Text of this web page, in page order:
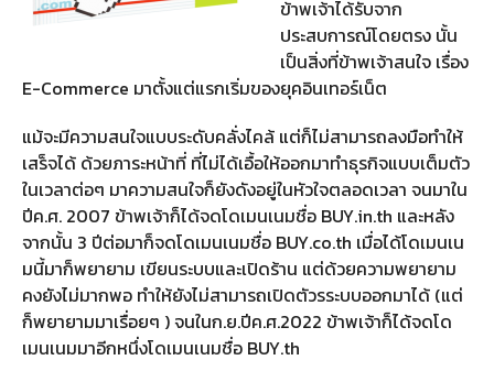
ข้าพเจ้าได้รับจาก
ประสบการณ์โดยตรง นั้น
เป็นสิ่งที่ข้าพเจ้าสนใจ เรื่อง
E-Commerce มาตั้งแต่แรกเริ่มของยุคอินเทอร์เน็ต
แม้จะมีความสนใจแบบระดับคลั่งไคล้ แต่ก็ไม่สามารถลงมือทำให้
เสร็จได้ ด้วยภาระหน้าที่ ที่ไม่ได้เอื้อให้ออกมาทำธุรกิจแบบเต็มตัว
ในเวลาต่อๆ มาความสนใจก็ยังดังอยู่ในหัวใจตลอดเวลา จนมาใน
ปีค.ศ. 2007 ข้าพเจ้าก็ได้จดโดเมนเนมชื่อ BUY.in.th และหลัง
จากนั้น 3 ปีต่อมาก็จดโดเมนเนมชื่อ BUY.co.th เมื่อได้โดเมนเน
มนี้มาก็พยายาม เขียนระบบและเปิดร้าน แต่ด้วยความพยายาม
คงยังไม่มากพอ ทำให้ยังไม่สามารถเปิดตัวรระบบออกมาได้ (แต่
ก็พยายามมาเรื่อยๆ ) จนในก.ย.ปีค.ศ.2022 ข้าพเจ้าก็ได้จดโด
เมนเนมมาอีกหนึ่งโดเมนเนมชื่อ BUY.th